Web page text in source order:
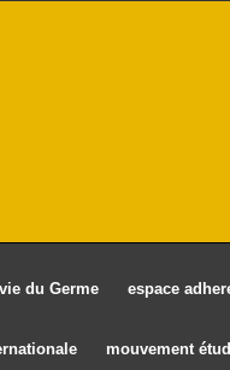
vie du Germe
espace
mouvement